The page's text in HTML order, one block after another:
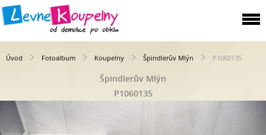
Úvod Fotoalbum Koupelny Špindlerův Mlýn P1060135
Špindlerův Mlýn
P1060135